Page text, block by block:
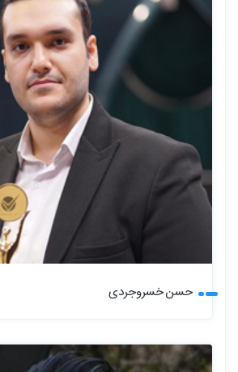
حسن خسروجردی